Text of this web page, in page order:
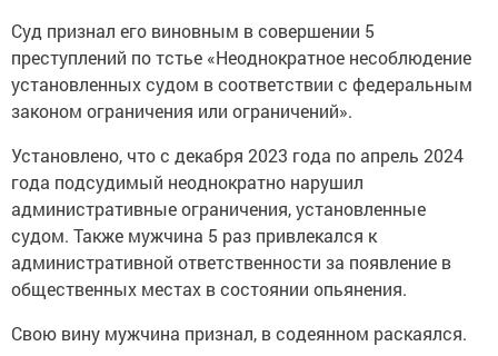
Суд признал его виновным в совершении 5
преступлений по тстье «Неоднократное несоблюдение
установленных судом в соответствии с федеральным
законом ограничения или ограничений».
Установлено, что с декабря 2023 года по апрель 2024
года подсудимый неоднократно нарушил
административные ограничения, установленные
судом. Также мужчина 5 раз привлекался к
административной ответственности за появление в
общественных местах в состоянии опьянения.
Свою вину мужчина признал, в содеянном раскаялся.